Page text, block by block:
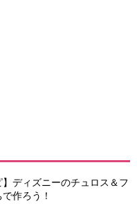
】ディズニーのチュロス＆フ
作ろう！